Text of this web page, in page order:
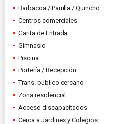
Barbacoa / Parrilla / Quincho
Centros comerciales
Garita de Entrada
Gimnasio
Piscina
Portería / Recepción
Trans. público cercano
Zona residencial
Acceso discapacitados
Cerca a Jardines y Colegios